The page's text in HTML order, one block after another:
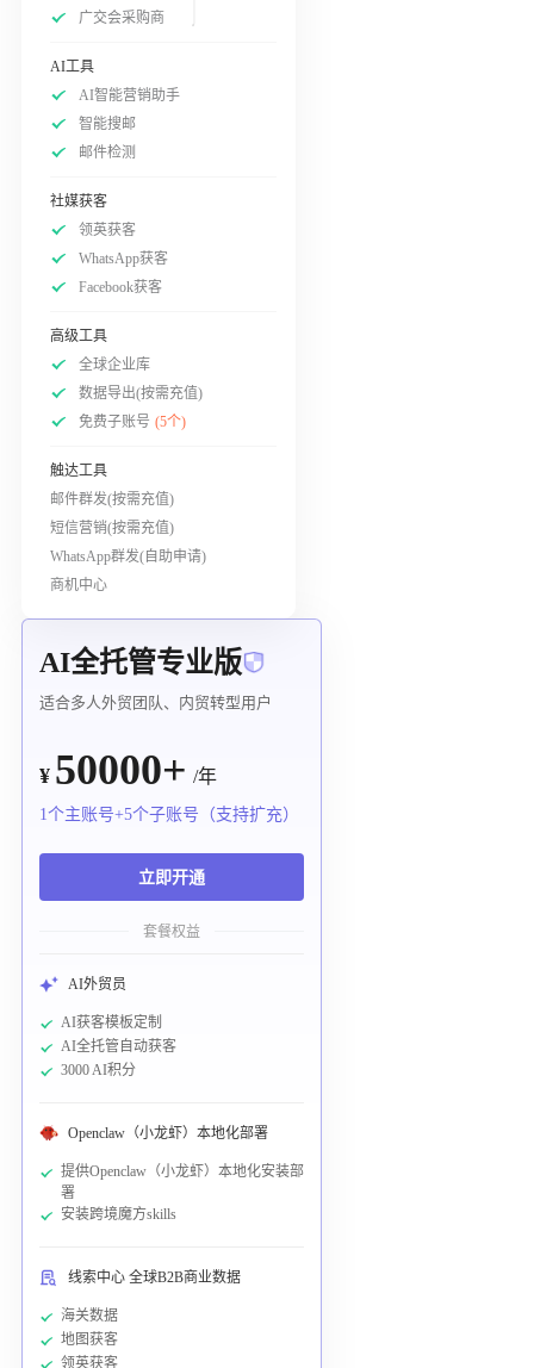
广交会采购商
AI工具
AI智能营销助手
智能搜邮
邮件检测
社媒获客
领英获客
WhatsApp获客
Facebook获客
高级工具
全球企业库
数据导出(按需充值)
免费子账号 (5个)
触达工具
邮件群发(按需充值)
短信营销(按需充值)
WhatsApp群发(自助申请)
商机中心
AI全托管专业版
适合多人外贸团队、内贸转型用户
¥ 50000+ /年
1个主账号+5个子账号（支持扩充）
立即开通
套餐权益
AI外贸员
AI获客模板定制
AI全托管自动获客
3000 AI积分
Openclaw（小龙虾）本地化部署
提供Openclaw（小龙虾）本地化安装部
署
安装跨境魔方skills
线索中心 全球B2B商业数据
海关数据
地图获客
领英获客